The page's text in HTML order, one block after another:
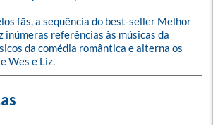
fãs, a sequência do best-seller Melhor
inúmeras referências às músicas da
da comédia romântica e alterna os
Wes e Liz.